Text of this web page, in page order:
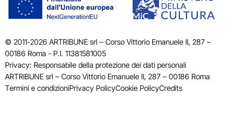
© 2011-2026 ARTRIBUNE srl – Corso Vittorio Emanuele II, 287 –
00186 Roma - P.I. 11381581005
Privacy: Responsabile della protezione dei dati personali
ARTRIBUNE srl – Corso Vittorio Emanuele II, 287 – 00186 Roma
Termini e condizioniPrivacy PolicyCookie PolicyCredits